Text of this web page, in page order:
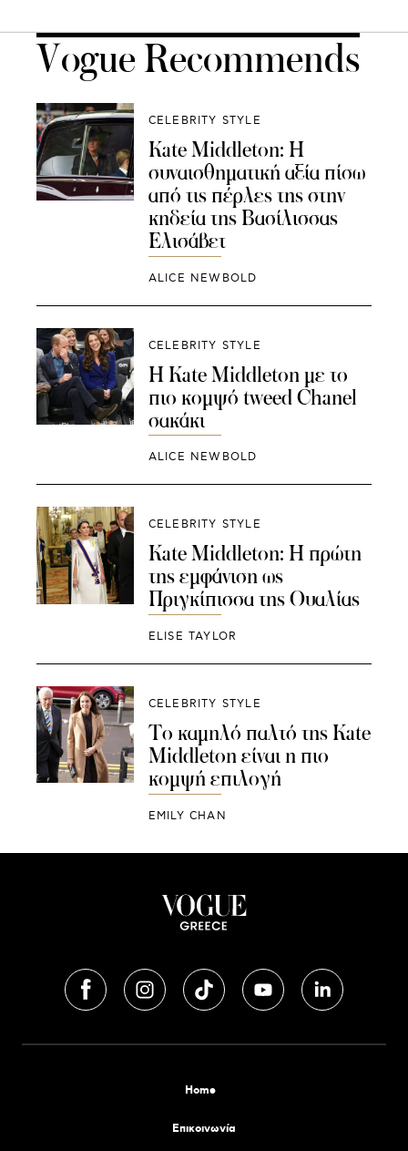
Vogue Recommends
CELEBRITY STYLE
Kate Middleton: Η
συναισθηματική αξία πίσω
από τις πέρλες της στην
κηδεία της Βασίλισσας
Ελισάβετ
ALICE NEWBOLD
CELEBRITY STYLE
Η Kate Middleton με το
πιο κομψό tweed Chanel
σακάκι
ALICE NEWBOLD
CELEBRITY STYLE
Kate Middleton: Η πρώτη
της εμφάνιση ως
Πριγκίπισσα της Ουαλίας
ELISE TAYLOR
CELEBRITY STYLE
Το καμηλό παλτό της Kate
Middleton είναι η πιο
κομψή επιλογή
EMILY CHAN
Home
Επικοινωνία